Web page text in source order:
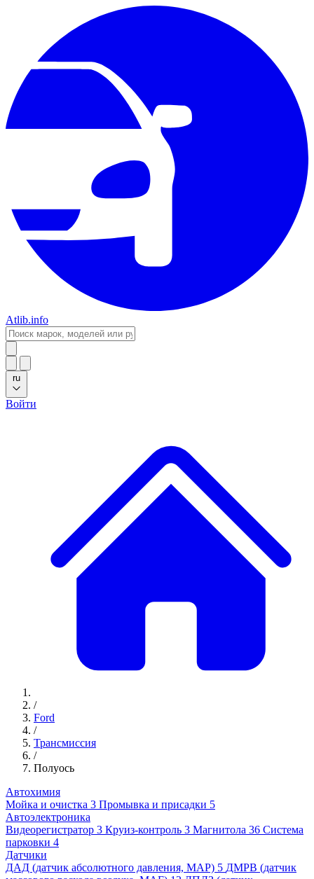
Atlib.info
ru
Войти
/
Ford
/
Трансмиссия
/
Полуось
Автохимия
Мойка и очистка 3 Промывка и присадки 5
Автоэлектроника
Видеорегистратор 3 Круиз-контроль 3 Магнитола 36 Система
парковки 4
Датчики
ДАД (датчик абсолютного давления, MAP) 5 ДМРВ (датчик